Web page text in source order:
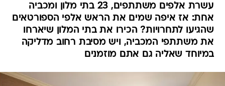
עשרת אלפים משתתפים, 23 בתי מלון ומכביה
אחת: אז איפה שמים את הראש אלפי הספורטאים
שהגיעו לתחרויות? הכירו את בתי המלון שיארחו
את משתתפי המכביה, ויש מסיבת רחוב מדליקה
במיוחד שאליה גם אתם מוזמנים